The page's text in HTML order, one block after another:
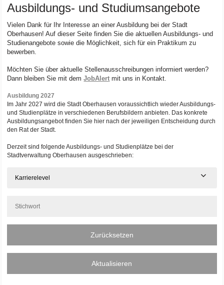
Ausbildungs- und Studiumsangebote
Vielen Dank für Ihr Interesse an einer Ausbildung bei der Stadt
Oberhausen! Auf dieser Seite finden Sie die aktuellen Ausbildungs- und
Studienangebote sowie die Möglichkeit, sich für ein Praktikum zu
bewerben.
Möchten Sie über aktuelle Stellenausschreibungen informiert werden?
Dann bleiben Sie mit demJobAlert mit uns in Kontakt.
Ausbildung 2027
Im Jahr 2027 wird die Stadt Oberhausen voraussichtlich wieder Ausbildungs-
und Studienplätze in verschiedenen Berufsbildern anbieten. Das konkrete
Ausbildungsangebot finden Sie hier nach der jeweiligen Entscheidung durch
den Rat der Stadt.
Derzeit sind folgende Ausbildungs- und Studienplätze bei der
Stadtverwaltung Oberhausen ausgeschrieben:
Karrierelevel
Zurücksetzen
Aktualisieren